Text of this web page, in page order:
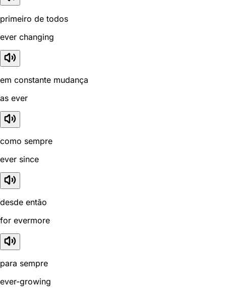
primeiro de todos
ever changing
em constante mudança
as ever
como sempre
ever since
desde então
for evermore
para sempre
ever-growing